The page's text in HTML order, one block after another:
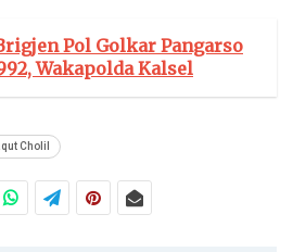
Pol Golkar Pangarso
Wakapolda Kalsel
Cholil